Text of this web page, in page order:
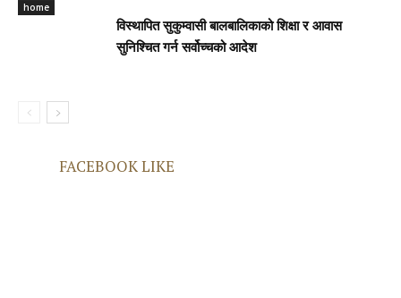
home
विस्थापित सुकुम्वासी बालबालिकाको शिक्षा र आवास
सुनिश्चित गर्न सर्वोच्चको आदेश
FACEBOOK LIKE